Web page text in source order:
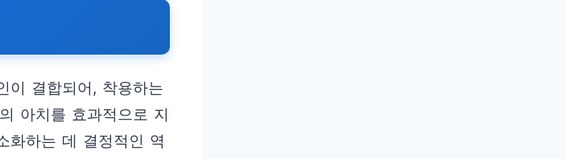
이 결합되어, 착용하는
아치를 효과적으로 지
화하는 데 결정적인 역